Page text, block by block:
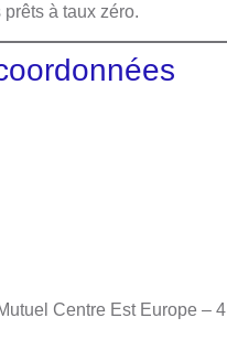
à taux zéro.
Centre Est Europe – 4